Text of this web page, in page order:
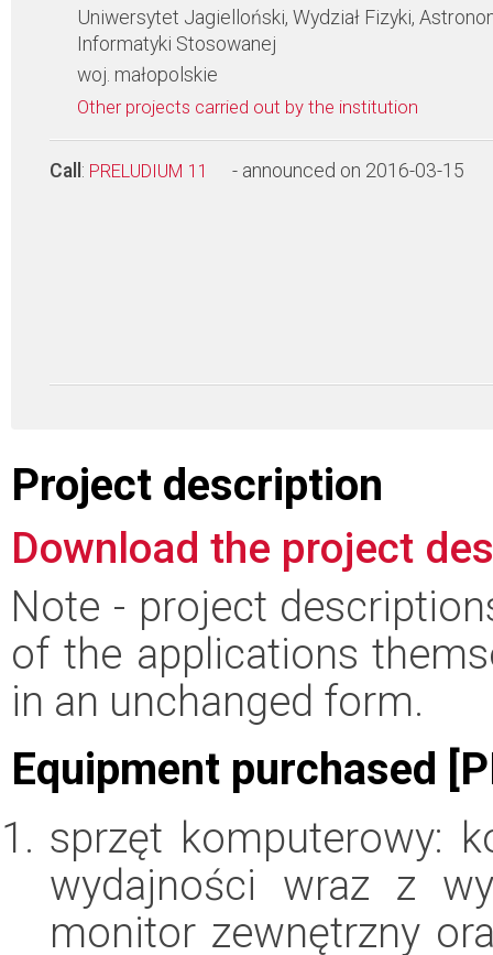
Uniwersytet Jagielloński, Wydział Fizyki,
Informatyki Stosowanej
woj. małopolskie
Other projects carried out by the institution
Call : PRELUDIUM 11 - announced on 2016-03-15
Project description
Download the project
Note - project
of the applications
in an unchanged form.
Equipment purchased
sprzęt komputerowy:
wydajności wraz z
monitor zewnętrzny